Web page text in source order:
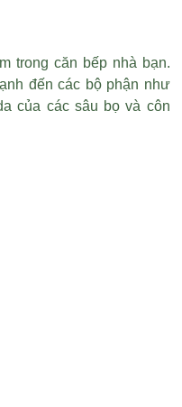
trong căn bếp nhà bạn.
đến các bộ phận như
của các sâu bọ và côn